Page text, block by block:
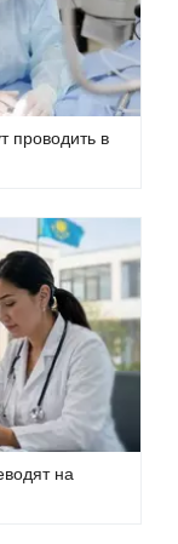
проводить в
на